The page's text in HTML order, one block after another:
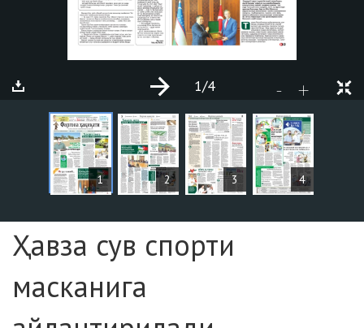
1 2 3 4
- +
1/4
СТАТЬИ
Страница №1
Ҳавза сув спорти
масканига